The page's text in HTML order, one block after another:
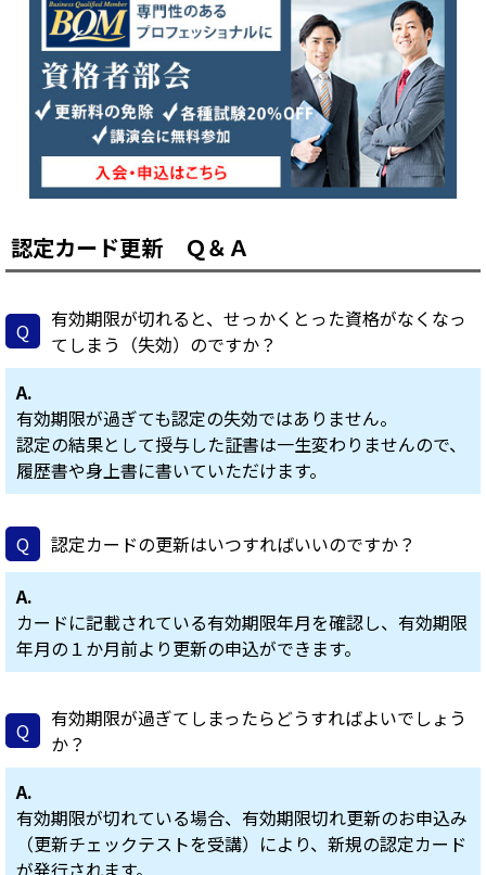
認定カード更新 Ｑ＆Ａ
Q
有効期限が切れると、せっかくとった資格がなくなっ
てしまう（失効）のですか？
A.
有効期限が過ぎても認定の失効ではありません。
認定の結果として授与した証書は一生変わりませんので、
履歴書や身上書に書いていただけます。
Q
認定カードの更新はいつすればいいのですか？
A.
カードに記載されている有効期限年月を確認し、有効期限
年月の１か月前より更新の申込ができます。
Q
有効期限が過ぎてしまったらどうすればよいでしょう
か？
A.
有効期限が切れている場合、有効期限切れ更新のお申込み
（更新チェックテストを受講）により、新規の認定カード
が発行されます。